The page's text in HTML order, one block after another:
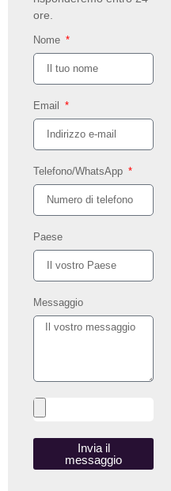
ore.
Nome
Email
Telefono/WhatsApp
Paese
Messaggio
Invia il
messaggio